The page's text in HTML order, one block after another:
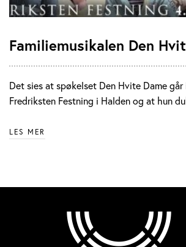
Familiemusikalen Den
Det sies at spøkelset Den Hvite Dame går
Fredriksten Festning i Halden og at hun
LES MER